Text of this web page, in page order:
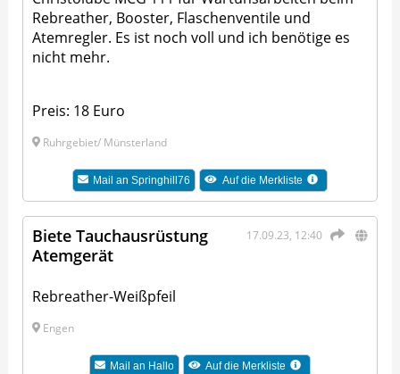
Rebreather, Booster, Flaschenventile und
Atemregler. Es ist noch voll und ich benötige es
nicht mehr.
Preis: 18 Euro
Ruhrgebiet/ Münsterland
Mail anSpringhill76 Auf die Merkliste
17.09.23, 12:40
Biete Tauchausrüstung
Atemgerät
Rebreather-Weißpfeil
Engen
Mail an Hallo Auf die Merkliste